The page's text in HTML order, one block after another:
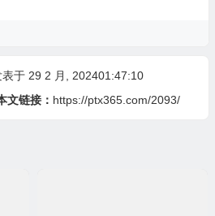
表于 29 2 月, 202401:47:10
文链接： https://ptx365.com/2093/